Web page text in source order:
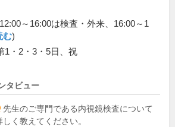
～16:00は検査・外来、16:00～1
む)
1・2・3・5日、祝
タビュー
先生のご専門である内視鏡検査について
しく教えてください。